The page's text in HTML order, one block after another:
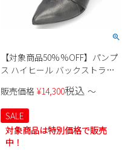
【対象商品50%%OFF】パンプ
ス ハイヒール バックストラッ
ワークス 12765 ブラック アイボ
リー カーキ レディース 靴 日本
製 RABOKIGOSHI works
販売価格 ¥14,300税込 〜
SALE
対象商品は特別価格で販売
中！